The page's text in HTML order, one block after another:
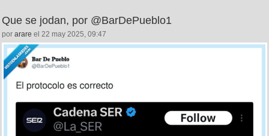
Que se jodan, por @BarDePueblo1
por arare el 22 may 2025, 09:47